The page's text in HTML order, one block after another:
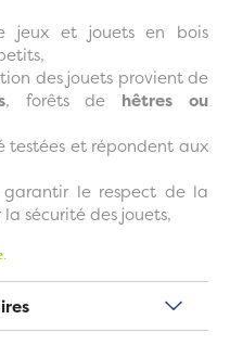
et jouets en bois
des jouets provient de
, forêts de hêtres ou
testées et répondent aux
garantir le respect de la
sécurité des jouets,
.